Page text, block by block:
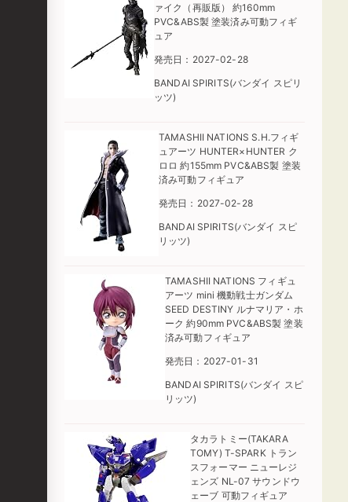
ァイク（再販版） 約160mm
PVC&ABS製 塗装済み可動フィギ
ュア
発売日：2027-02-28
BANDAI SPIRITS(バンダイ スピリ
ッツ)
TAMASHII NATIONS S.H.フィギ
ュアーツ HUNTER×HUNTER ク
ロロ 約155mm PVC&ABS製 塗装
済み可動フィギュア
発売日：2027-02-28
BANDAI SPIRITS(バンダイ スピ
リッツ)
TAMASHII NATIONS フィギュ
アーツ mini 機動戦士ガンダム
SEED DESTINY ルナマリア・ホ
ーク 約90mm PVC&ABS製 塗装
済み可動フィギュア
発売日：2027-01-31
BANDAI SPIRITS(バンダイ スピ
リッツ)
タカラトミー(TAKARA
TOMY) T-SPARK トラン
スフォーマー ニューレジ
ェンズ NL-07 サウンドウ
ェーブ 可動フィギュア